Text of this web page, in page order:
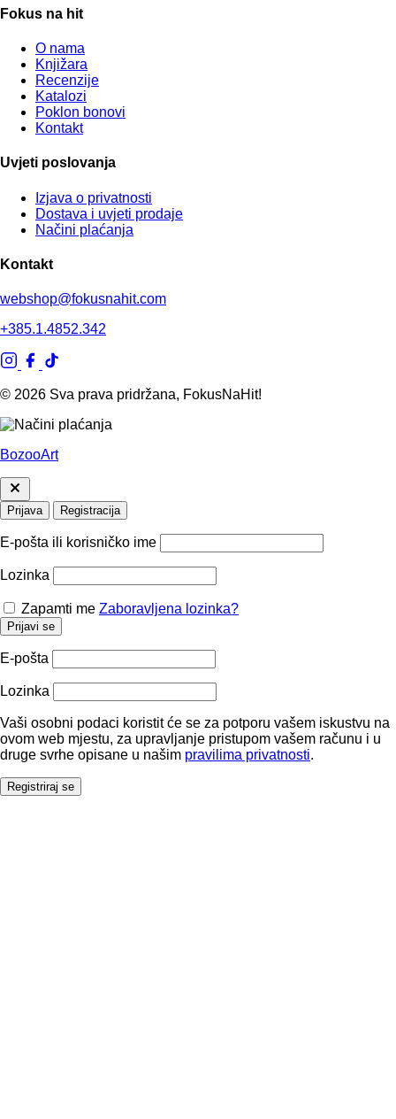
Fokus na hit
O nama
Knjižara
Recenzije
Katalozi
Poklon bonovi
Kontakt
Uvjeti poslovanja
Izjava o privatnosti
Dostava i uvjeti prodaje
Načini plaćanja
Kontakt
webshop@fokusnahit.com
+385.1.4852.342
© 2026 Sva prava pridržana, FokusNaHit!
BozooArt
Prijava Registracija
E-pošta ili korisničko ime
Lozinka
Zapamti me Zaboravljena lozinka?
Prijavi se
E-pošta
Lozinka
Vaši osobni podaci koristit će se za potporu vašem iskustvu na
ovom web mjestu, za upravljanje pristupom vašem računu i u
druge svrhe opisane u našim pravilima privatnosti.
Registriraj se